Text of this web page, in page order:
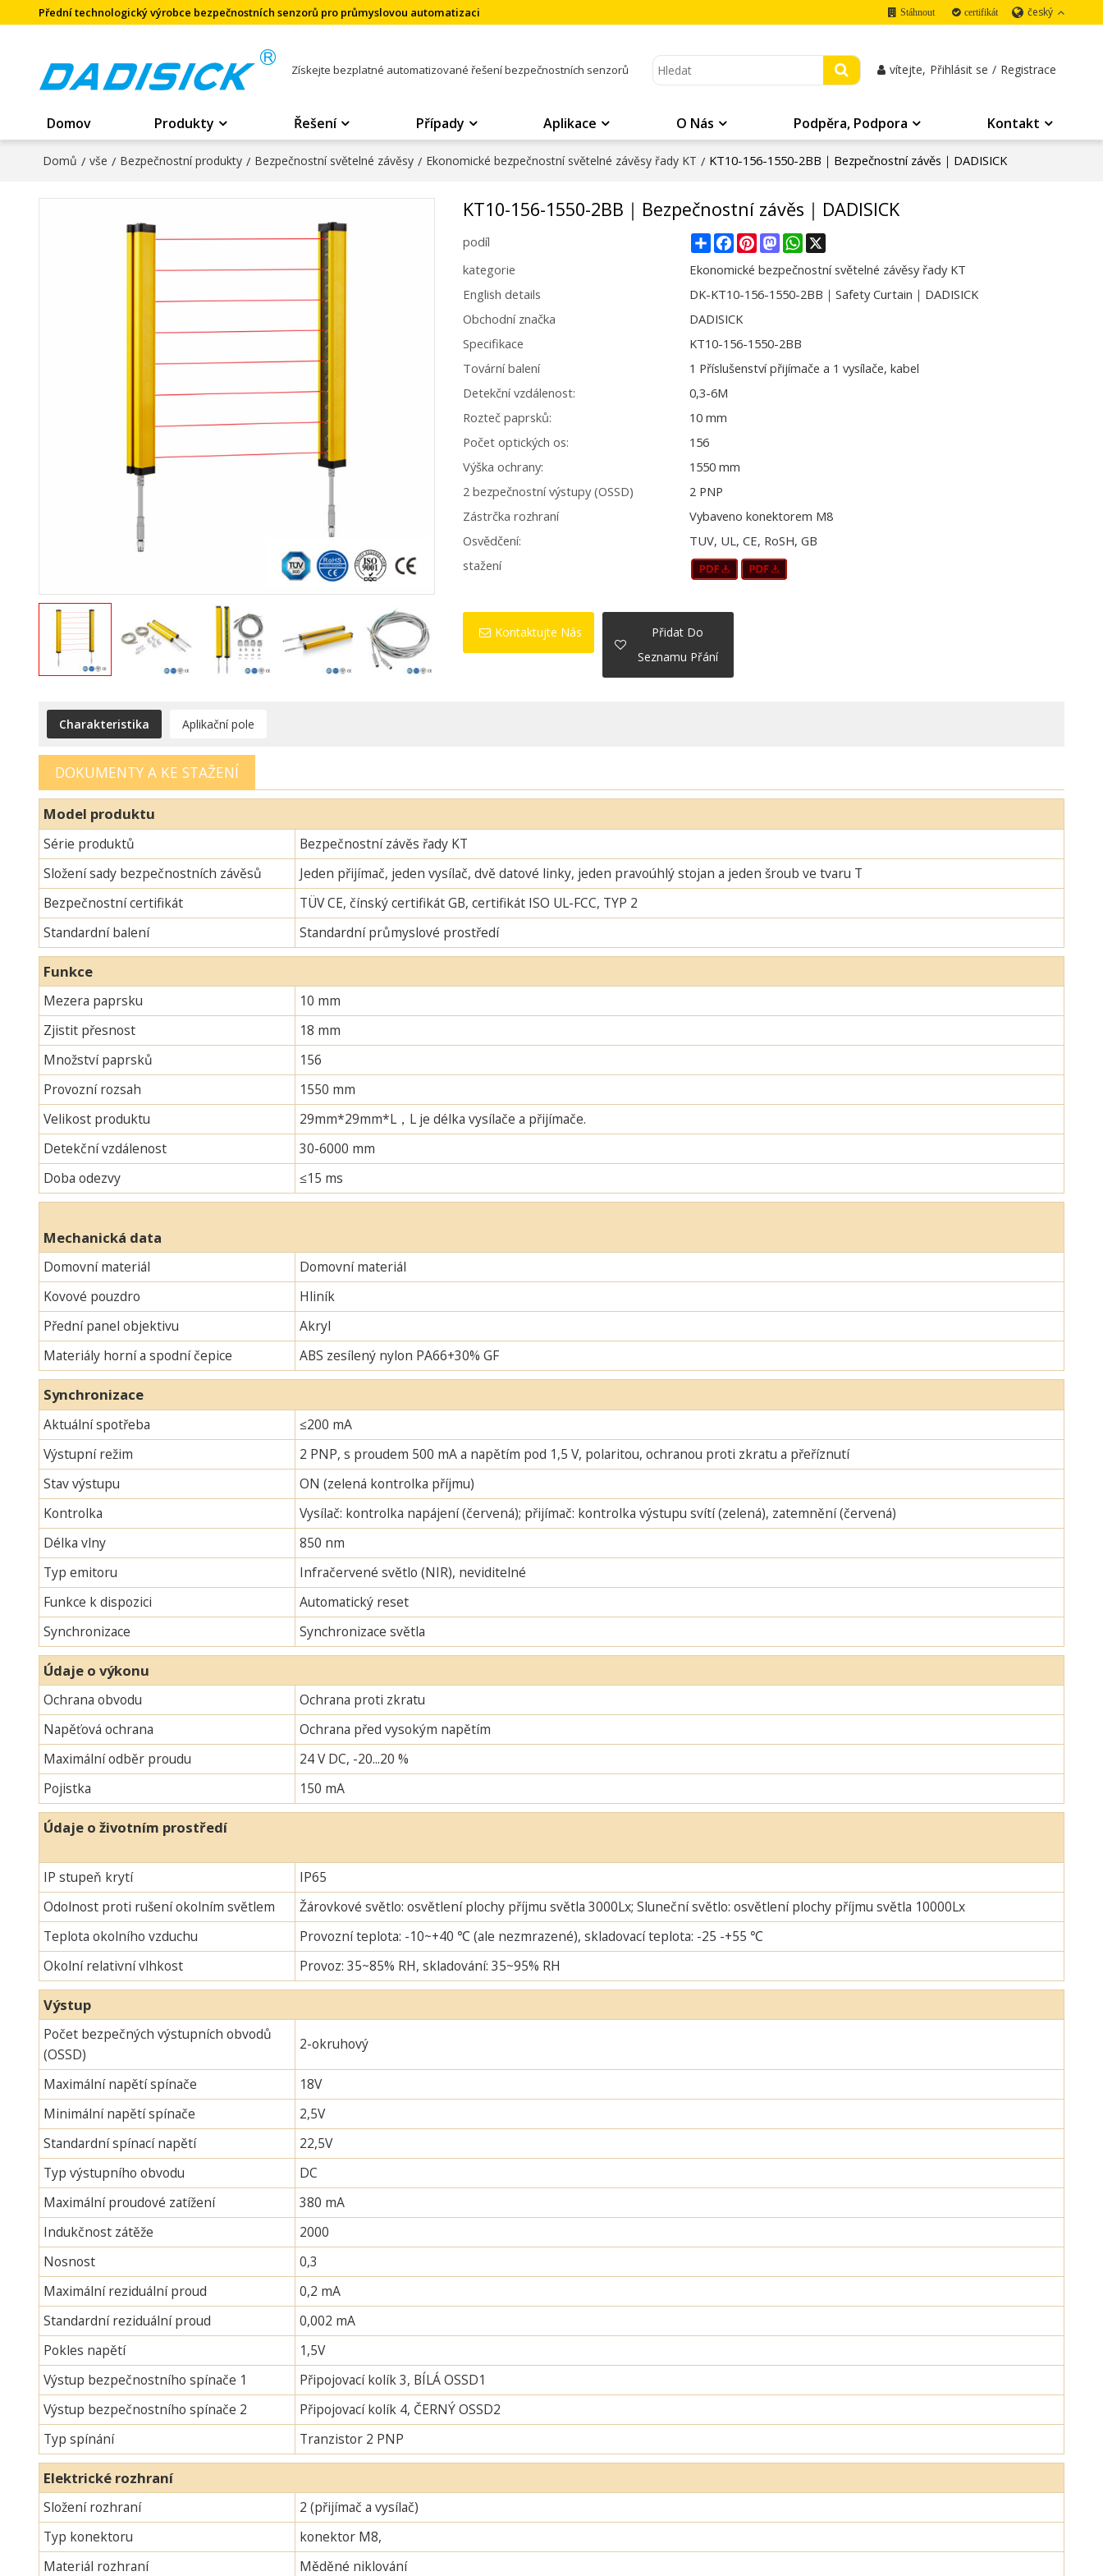
Přední technologický výrobce bezpečnostních senzorů pro průmyslovou automatizaci Stáhnout certifikát český
Získejte bezplatné automatizované řešení bezpečnostních senzorů vítejte, Přihlásit se / Registrace
Domov Produkty Řešení Případy Aplikace O Nás Podpěra, Podpora Kontakt
Domů / vše / Bezpečnostní produkty / Bezpečnostní světelné závěsy / Ekonomické bezpečnostní světelné závěsy řady KT / KT10-156-1550-2BB｜Bezpečnostní závěs｜DADISICK
KT10-156-1550-2BB｜Bezpečnostní závěs｜DADISICK
podíl ShareFacebook
PinterestMastodonWhatsApp
kategorie
Ekonomické bezpečnostní světelné závěsy řady KT
English details
DK-KT10-156-1550-2BB｜Safety Curtain｜DADISICK
Obchodní značka
DADISICK
Specifikace
KT10-156-1550-2BB
Tovární balení
1 Příslušenství přijímače a 1 vysílače, kabel
Detekční vzdálenost:
0,3-6M
Rozteč paprsků:
10 mm
Počet optických os:
156
Výška ochrany:
1550 mm
2 bezpečnostní výstupy (OSSD)
2 PNP
Zástrčka rozhraní
Vybaveno konektorem M8
Osvědčení:
TUV, UL, CE, RoSH, GB
stažení
Kontaktujte Nás
Přidat Do
Seznamu Přání
Charakteristika Aplikační pole
DOKUMENTY A KE STAŽENÍ
Model produktu
Série produktů
Bezpečnostní závěs řady KT
Složení sady bezpečnostních závěsů
Jeden přijímač, jeden vysílač, dvě datové linky, jeden pravoúhlý stojan a jeden šroub ve tvaru T
Bezpečnostní certifikát
TÜV CE, čínský certifikát GB, certifikát ISO UL-FCC, TYP 2
Standardní balení
Standardní průmyslové prostředí
Funkce
Mezera paprsku
10 mm
Zjistit přesnost
18 mm
Množství paprsků
156
Provozní rozsah
1550 mm
Velikost produktu
29mm*29mm*L，L je délka vysílače a přijímače.
Detekční vzdálenost
30-6000 mm
Doba odezvy
≤15 ms
Mechanická data
Domovní materiál
Domovní materiál
Kovové pouzdro
Hliník
Přední panel objektivu
Akryl
Materiály horní a spodní čepice
ABS zesílený nylon PA66+30% GF
Synchronizace
Aktuální spotřeba
≤200 mA
Výstupní režim
2 PNP, s proudem 500 mA a napětím pod 1,5 V, polaritou, ochranou proti zkratu a přeříznutí
Stav výstupu
ON (zelená kontrolka příjmu)
Kontrolka
Vysílač: kontrolka napájení (červená); přijímač: kontrolka výstupu svítí (zelená), zatemnění (červená)
Délka vlny
850 nm
Typ emitoru
Infračervené světlo (NIR), neviditelné
Funkce k dispozici
Automatický reset
Synchronizace
Synchronizace světla
Údaje o výkonu
Ochrana obvodu
Ochrana proti zkratu
Napěťová ochrana
Ochrana před vysokým napětím
Maximální odběr proudu
24 V DC, -20...20 %
Pojistka
150 mA
Údaje o životním prostředí
IP stupeň krytí
IP65
Odolnost proti rušení okolním světlem
Žárovkové světlo: osvětlení plochy příjmu světla 3000Lx; Sluneční světlo: osvětlení plochy příjmu světla 10000Lx
Teplota okolního vzduchu
Provozní teplota: -10~+40 ℃ (ale nezmrazené), skladovací teplota: -25 -+55 ℃
Okolní relativní vlhkost
Provoz: 35~85% RH, skladování: 35~95% RH
Výstup
Počet bezpečných výstupních obvodů
(OSSD)
2-okruhový
Maximální napětí spínače
18V
Minimální napětí spínače
2,5V
Standardní spínací napětí
22,5V
Typ výstupního obvodu
DC
Maximální proudové zatížení
380 mA
Indukčnost zátěže
2000
Nosnost
0,3
Maximální reziduální proud
0,2 mA
Standardní reziduální proud
0,002 mA
Pokles napětí
1,5V
Výstup bezpečnostního spínače 1
Připojovací kolík 3, BÍLÁ OSSD1
Výstup bezpečnostního spínače 2
Připojovací kolík 4, ČERNÝ OSSD2
Typ spínání
Tranzistor 2 PNP
Elektrické rozhraní
Složení rozhraní
2 (přijímač a vysílač)
Typ konektoru
konektor M8,
Materiál rozhraní
Měděné niklování